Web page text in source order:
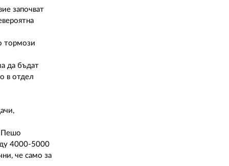
започват
тормози
да бъдат
в отдел
Пешо
4000-5000
че само за